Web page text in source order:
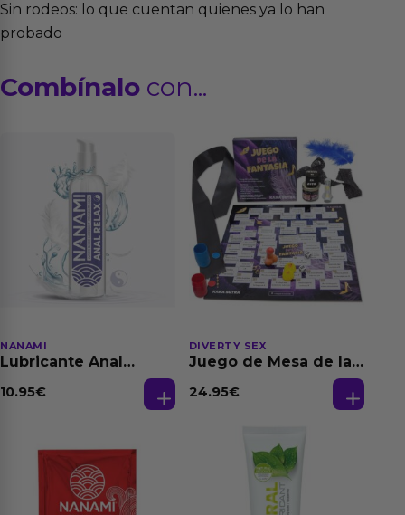
Sin rodeos: lo que cuentan quienes ya lo han
probado
Combínalo con...
NANAMI
Lubricante Anal
Dilatación Base Agua
10.95€
DIVERTY SEX
Juego de Mesa de las
24.95€